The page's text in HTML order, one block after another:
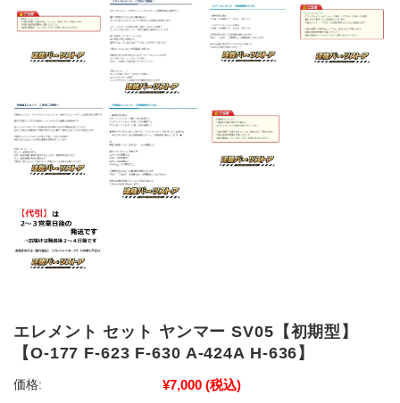
エレメント セット ヤンマー SV05【初期型】
【O-177 F-623 F-630 A-424A H-636】
価格: ¥7,000 (税込)